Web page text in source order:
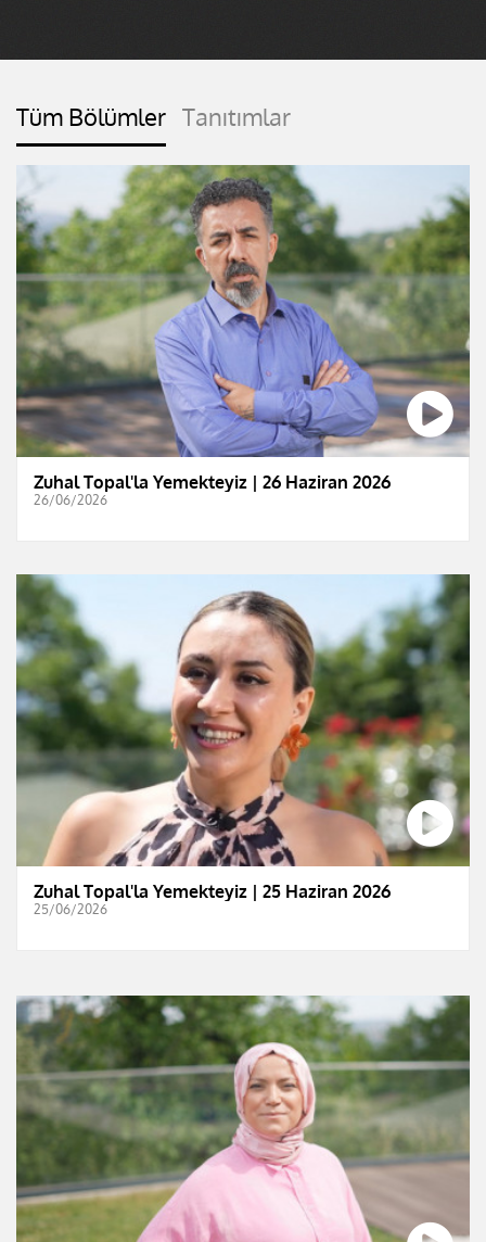
Tüm Bölümler Tanıtımlar
Zuhal Topal'la Yemekteyiz | 26 Haziran 2026
26/06/2026
Zuhal Topal'la Yemekteyiz | 25 Haziran 2026
25/06/2026